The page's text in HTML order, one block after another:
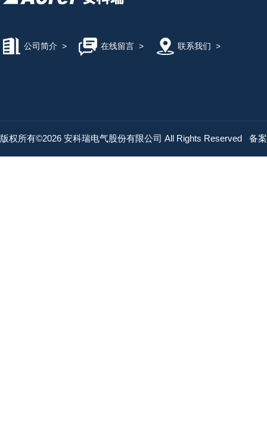
公司简介 > 在线留言> 联系我们 >
版权所有©2026 安科瑞电气股份有限公司 All Rights Reserved 备